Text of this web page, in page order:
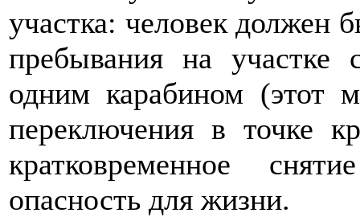
участка: человек должен
пребывания на
одним карабином (этот
переключения в точке
кратковременное
опасность для жизни.